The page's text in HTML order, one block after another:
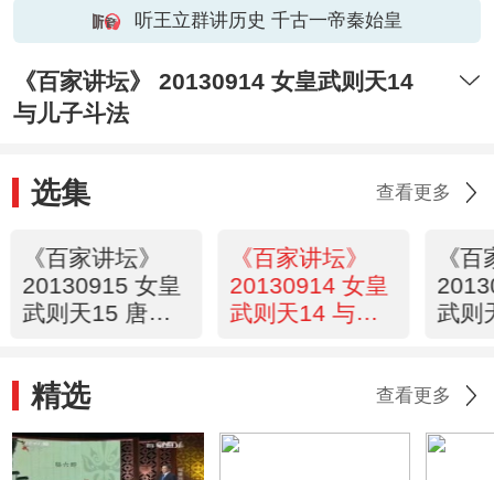
听王立群讲历史 千古一帝秦始皇
《百家讲坛》 20130914 女皇武则天14
与儿子斗法
选集 查看更多
《百家讲坛》
20130915 女皇
武则天15 唐高
《百家讲坛》
20130914 女皇
武则天14 与儿
《
武则
精选 查看更多